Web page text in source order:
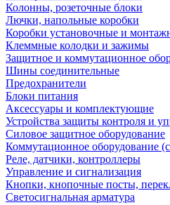
Колонны, розеточные блоки
Лючки, напольные коробки
Коробки установочные и
Клеммные колодки и зажимы
Защитное и коммутационное
Шины соединительные
Предохранители
Блоки питания
Аксессуары и комплектующие
Устройства защиты контроля и
Силовое защитное оборудование
Коммутационное оборудование
Реле, датчики, контроллеры
Управление и сигнализация
Кнопки, кнопочные посты,
Светосигнальная арматура